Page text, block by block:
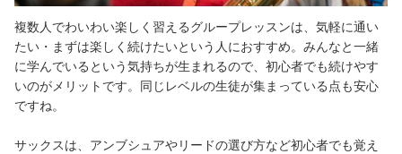
複数人でわいわい楽しく習えるグループレッスンは、気軽に通い
たい・まずは楽しく続けたいという人におすすめ。みんなと一緒
に学んでいるという気持ちが生まれるので、初心者でも続けやす
いのがメリットです。同じレベルの生徒が集まっている点も安心
ですね。
サックスは、アンブシュアやリードの選び方など初心者でも覚え